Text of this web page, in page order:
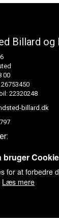
Billard og
00
22320248
billard.dk
bruger
for at forbedre
Læs mere